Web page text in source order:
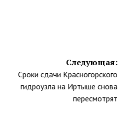
Следующая:
Сроки сдачи Красногорского
гидроузла на Иртыше снова
пересмотрят